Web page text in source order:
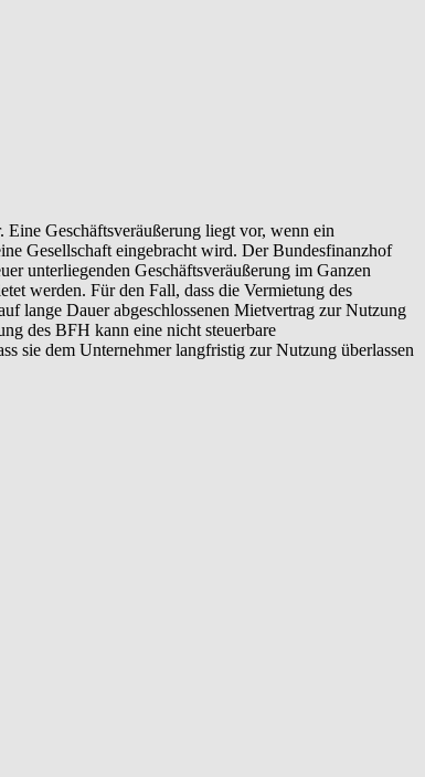
Eine Geschäftsveräußerung liegt vor, wenn ein
Gesellschaft eingebracht wird. Der Bundesfinanzhof
unterliegenden Geschäftsveräußerung im Ganzen
werden. Für den Fall, dass die Vermietung des
lange Dauer abgeschlossenen Mietvertrag zur Nutzung
des BFH kann eine nicht steuerbare
sie dem Unternehmer langfristig zur Nutzung überlassen